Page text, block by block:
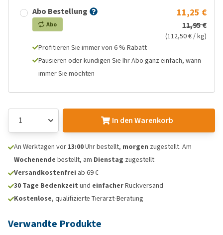
Abo Bestellung
Abo
11,25 €
11,95 €
(112,50 € / kg)
Profitieren Sie immer von 6 % Rabatt
Pausieren oder kündigen Sie Ihr Abo ganz einfach, wann
immer Sie möchten
In den Warenkorb
An Werktagen vor 13:00Uhr bestellt, morgen zugestellt. Am
Wochenende bestellt, am Dienstag zugestellt
Versandkostenfrei ab 69 €
30 Tage Bedenkzeit und einfacherRückversand
Kostenlose, qualifizierte Tierarzt-Beratung
Verwandte Produkte